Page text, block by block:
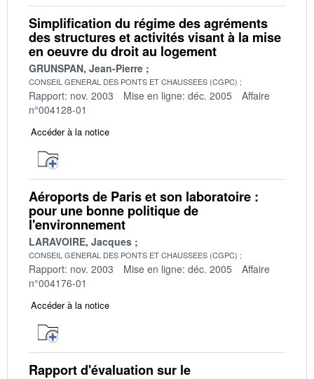
Simplification du régime des agréments
des structures et activités visant à la mise
en oeuvre du droit au logement
GRUNSPAN, Jean-Pierre
CONSEIL GENERAL DES PONTS ET CHAUSSEES (CGPC)
Rapport: nov. 2003 Mise en ligne: déc. 2005
Affaire
n°004128-01
Accéder à la notice
Aéroports de Paris et son laboratoire :
pour une bonne politique de
l'environnement
LARAVOIRE, Jacques
CONSEIL GENERAL DES PONTS ET CHAUSSEES (CGPC)
Rapport: nov. 2003 Mise en ligne: déc. 2005
Affaire
n°004176-01
Accéder à la notice
Rapport d'évaluation sur le